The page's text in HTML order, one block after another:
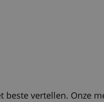
beste vertellen. Onze